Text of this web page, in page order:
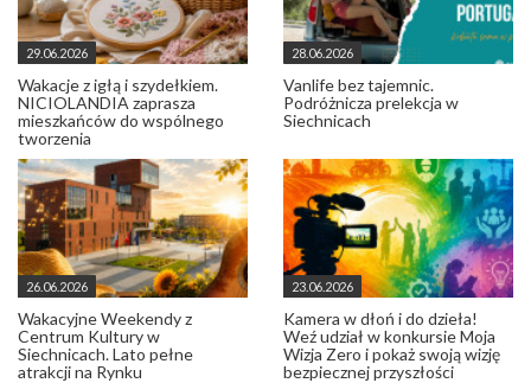
29.06.2026
Wakacje z igłą i szydełkiem.
NICIOLANDIA zaprasza
mieszkańców do wspólnego
tworzenia
28.06.2026
Vanlife bez tajemnic.
Podróżnicza prelekcja w
Siechnicach
26.06.2026
Wakacyjne Weekendy z
Centrum Kultury w
Siechnicach. Lato pełne
atrakcji na Rynku
23.06.2026
Kamera w dłoń i do dzieła!
Weź udział w konkursie Moja
Wizja Zero i pokaż swoją wizję
bezpiecznej przyszłości